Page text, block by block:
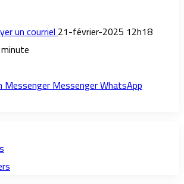
un courriel21-février-2025 12h18
MessengerMessengerWhatsApp